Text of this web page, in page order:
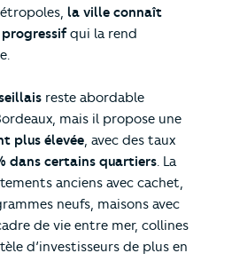
la ville connaît
qui la rend
reste abordable
mais il propose une
plus élevée , avec des taux
dans certains quartiers . La
anciens avec cachet,
neufs, maisons avec
de vie entre mer, collines
d’investisseurs de plus en